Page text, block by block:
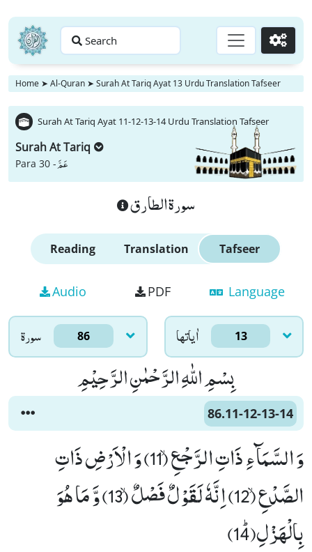
Search Go
Home ➤ Al-Quran ➤ Surah At Tariq Ayat 13 Urdu Translation Tafseer
Surah At Tariq Ayat 11-12-13-14 Urdu Translation Tafseer
Surah At Tariq
Para 30 -عَمَّ
سورة الطارق
Reading Translation Tafseer
Audio PDF Language
سورۃ 86 اٰياتها 13
بِسْمِ اللّٰهِ الرَّحْمٰنِ الرَّحِیْمِ
86.11-12-13-14
وَ السَّمَآءِ ذَاتِ الرَّجْعِۙ (11) وَ الْاَرْضِ ذَاتِ
الصَّدْعِۙ (12) اِنَّهٗ لَقَوْلٌ فَصْلٌۙ (13) وَّ مَا هُوَ
بِالْهَزْلِﭤ(14)